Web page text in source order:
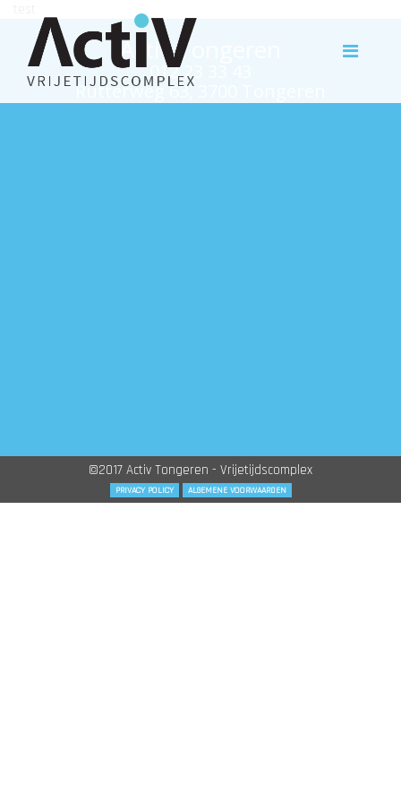
Activ Tongeren
012 23 33 43
Rutterweg 63, 3700 Tongeren
©2017 Activ Tongeren - Vrijetijdscomplex
PRIVACY POLICY ALGEMENE VOORWAARDEN